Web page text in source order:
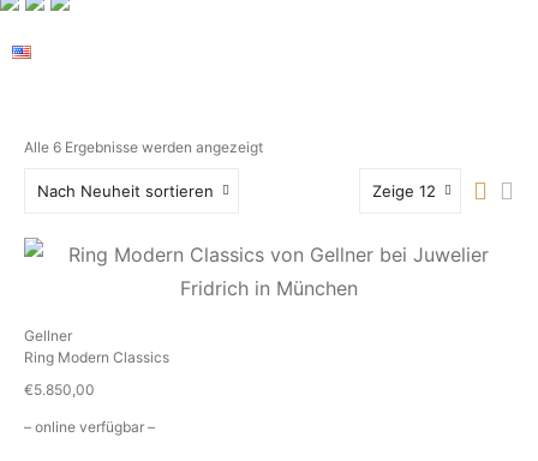
Alle 6 Ergebnisse werden angezeigtNach
Nach Neuheit sortieren Zeige 12
Gellner
Ring Modern Classics
€5.850,00
– online verfügbar –